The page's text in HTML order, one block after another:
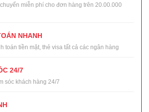
miễn phí cho đơn hàng trên 20.00.000
NHANH
toán tiền mặt, thẻ visa tất cả các ngân hàng
24/7
sóc khách hàng 24/7